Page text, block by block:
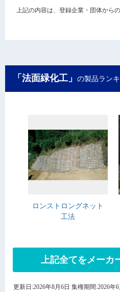
上記の内容は、登録企業・団体から
「法面緑化工」 の製品ラン
ロンストロングネット
工法
上記全てをメーカ
更新日:2026年8月6日 集権期間:2026